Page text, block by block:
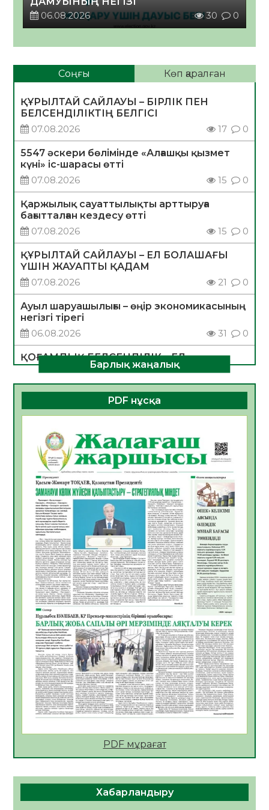
06.08.2026
30 0
Соңғы Көп қаралған
ҚҰРЫЛТАЙ САЙЛАУЫ – БІРЛІК ПЕН
БЕЛСЕНДІЛІКТІҢ БЕЛГІСІ
07.08.2026
17 0
5547 әскери бөлімінде «Алғашқы қызмет
күні» іс-шарасы өтті
07.08.2026
15 0
Қаржылық сауаттылықты арттыруға
бағытталған кездесу өтті
07.08.2026
15 0
ҚҰРЫЛТАЙ САЙЛАУЫ – ЕЛ БОЛАШАҒЫ
ҮШІН ЖАУАПТЫ ҚАДАМ
07.08.2026
21 0
Ауыл шаруашылығы – өңір экономикасының
негізгі тірегі
06.08.2026
31 0
ҚОҒАМДЫҚ БЕЛСЕНДІЛІК – ЕЛ
ДАМУЫНЫҢ НЕГІЗІ
06.08.2026
30 0
ҚҰРЫЛТАЙ САЙЛАУЫ – БОЛАШАҚҚА
06.08.2026
Инфекциялық ауруларға қарсы иммундау
жұмыстарының тиімділігі
06.08.2026
33
Көкжөтел ауруы туралы
06.08.2026
30
АПВ вакцинасы туралы мәлімет
06.08.2026
31
Open Air: Қызылорда облысы полиция
департаменті 20 мыңнан астам
көрерменнің қауіпсіздігін қамтамасыз етті
06.08.2026
41
ҚЫЗЫЛОРДАДА «САНАЛЫ ҰРПАҚ –
ЖАРҚЫН БОЛАШАҚ» АТТЫ КЕҢЕЙТІЛГЕН
МӘЖІЛІС ӨТТІ
05.08.2026
43
Қазақстан Орталық Азиядағы көшуге ең
азаматтың міндеті
Барлық жаңалық
PDF нұсқа
PDF мұрағат
Хабарландыру